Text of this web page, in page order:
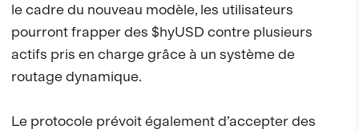
le cadre du nouveau modèle, les utilisateurs
pourront frapper des $hyUSD contre plusieurs
actifs pris en charge grâce à un système de
routage dynamique.
Le protocole prévoit également d’accepter des